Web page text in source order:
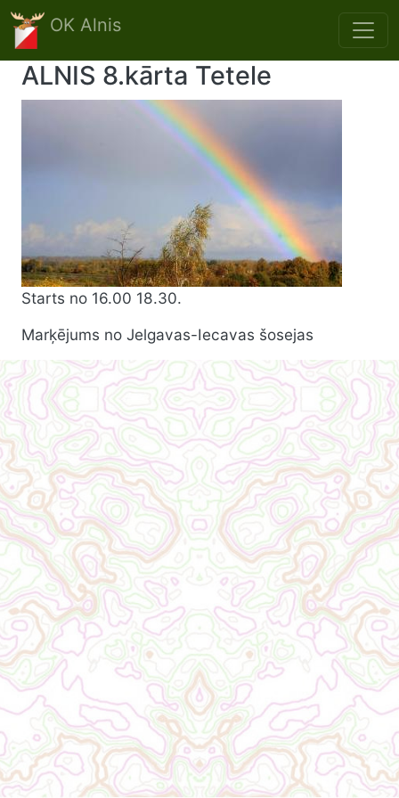
Skip to main content
OK Alnis
ALNIS 8.kārta Tetele
Starts no 16.00 18.30.
Marķējums no Jelgavas-Iecavas šosejas